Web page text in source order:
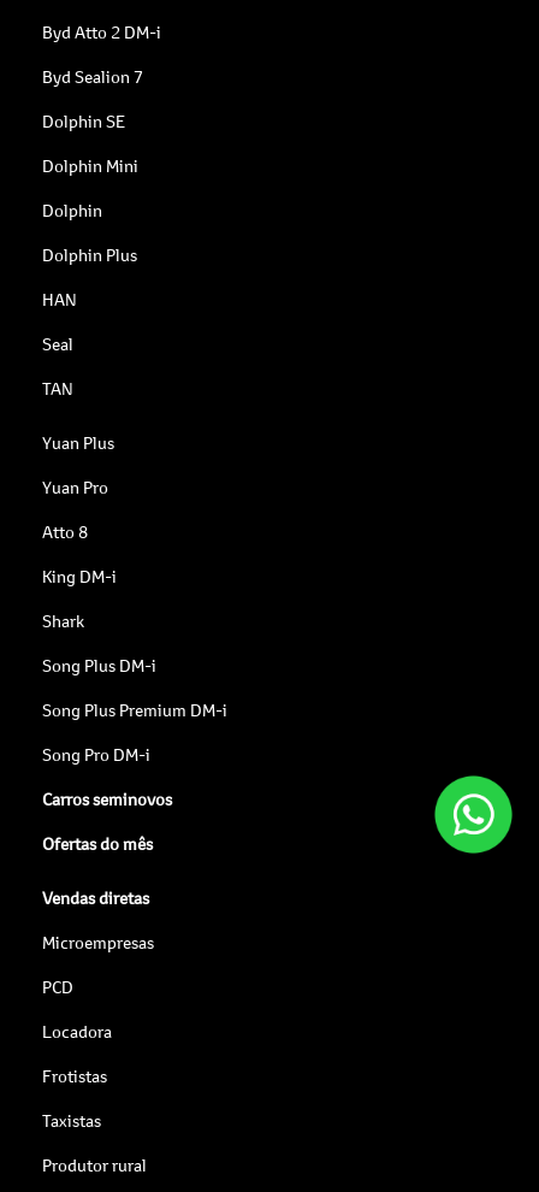
Byd Atto 2 DM-i
Byd Sealion 7
Dolphin SE
Dolphin Mini
Dolphin
Dolphin Plus
HAN
Seal
TAN
Yuan Plus
Yuan Pro
Atto 8
King DM-i
Shark
Song Plus DM-i
Song Plus Premium DM-i
Song Pro DM-i
Carros seminovos
Ofertas do mês
Vendas diretas
Microempresas
PCD
Locadora
Frotistas
Taxistas
Produtor rural